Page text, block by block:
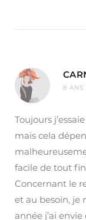
8 ANS
Toujours
mais cela
facile de tout
Concernant le
et au besoin, je
année j’ai